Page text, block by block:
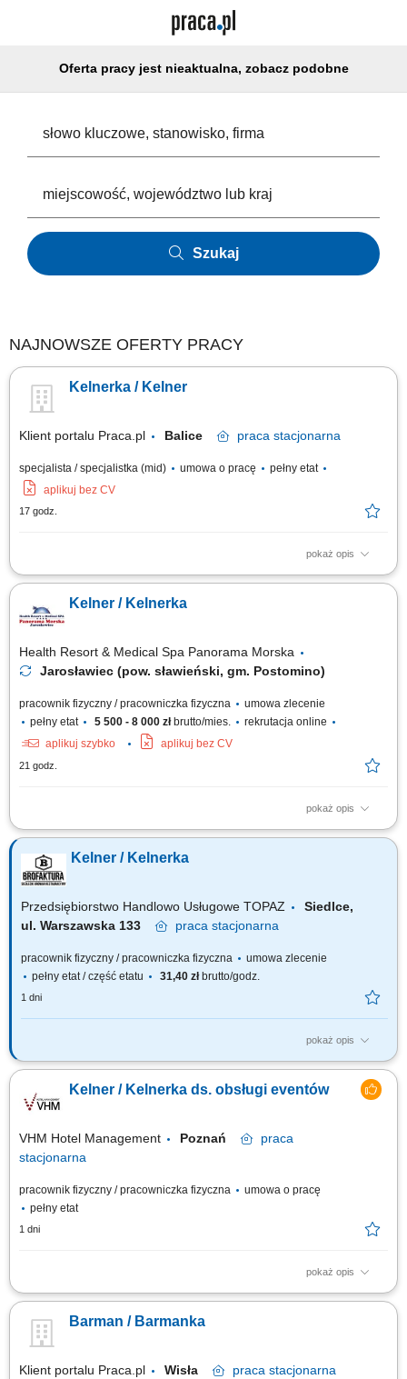
Oferta pracy jest nieaktualna, zobacz podobne
Szukaj
NAJNOWSZE OFERTY PRACY
Kelnerka / Kelner
Klient portalu Praca.pl Balice praca stacjonarna
specjalista / specjalistka (mid) umowa o pracę
pełny etat
aplikuj bez CV
17 godz.
pokaż opis
obsługa i doradztwo klienta w miejscu sprzedaży, utrzymywanie wysokiej
bieżące uzupełnianie asortymentu, zachowanie czystości i porządku w
obszarze pracy, współpraca z zespołem w zakresie efektywnej obsługi
Kelner / Kelnerka
Health Resort & Medical Spa Panorama Morska
Jarosławiec (pow. sławieński, gm. Postomino)
pracownik fizyczny / pracowniczka fizyczna
umowa zlecenie
pełny etat
5 500 - 8 000 złbrutto/mies.
rekrutacja online
aplikuj szybko
aplikuj bez CV
21 godz.
pokaż opis
Zakres obowiązków: obsługa klientów w punktach sprzedaży
zewnętrznych; zapewnienie wysokiej jakości obsługi kelnerskiej i
barmańskiej; przestrzeganie przepisów i procedur obowiązujących w
Kelner / Kelnerka
Przedsiębiorstwo Handlowo Usługowe TOPAZ
Siedlce,
ul. Warszawska 133
praca stacjonarna
pracownik fizyczny / pracowniczka fizyczna
umowa zlecenie
pełny etat / część etatu
31,40 złbrutto/godz.
1 dni
pokaż opis
Twoje główne zadania: obsługa Gości i serwowanie potraw zgodnie z
proponowanie dodatkowych potraw/napoi; stała współpraca z zespołem
kuchni, baru itd. dbałość o czystość i porządek w miejscu pracy; obsługa
Kelner / Kelnerka ds. obsługi eventów
VHM Hotel Management Poznań
praca
stacjonarna
pracownik fizyczny / pracowniczka fizyczna
umowa o pracę
pełny etat
1 dni
pokaż opis
Twoja misja kompleksowa obsługa gości podczas konferencji, bankietów
zgodnie z wytycznymi dotyczącymi danego wydarzenia, serwis dań i
napojów zgodnie z obowiązującymi standardami obsługi, dbałość o
Barman / Barmanka
Klient portalu Praca.pl Wisła praca stacjonarna